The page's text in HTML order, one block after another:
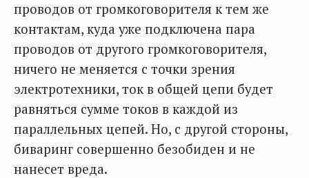
проводов от громкоговорителя к тем же
контактам, куда уже подключена пара
проводов от другого громкоговорителя,
ничего не меняется с точки зрения
электротехники, ток в общей цепи будет
равняться сумме токов в каждой из
параллельных цепей. Но, с другой стороны,
биваринг совершенно безобиден и не
нанесет вреда.